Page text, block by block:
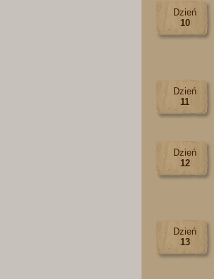
Dzień
10
Dzień
11
Dzień
12
Dzień
13